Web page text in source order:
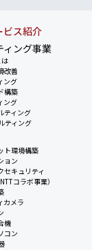
ス紹介
ィング事業
改善
ング
構築
ング
ティング
ティング
ト環境構築
ョン
セキュリティ
コラボ事業）
カメラ
機
コン